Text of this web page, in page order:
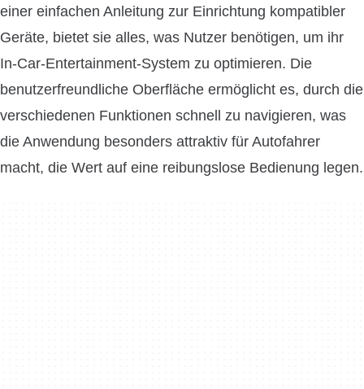
einer einfachen Anleitung zur Einrichtung kompatibler
Geräte, bietet sie alles, was Nutzer benötigen, um ihr
In-Car-Entertainment-System zu optimieren. Die
benutzerfreundliche Oberfläche ermöglicht es, durch die
verschiedenen Funktionen schnell zu navigieren, was
die Anwendung besonders attraktiv für Autofahrer
macht, die Wert auf eine reibungslose Bedienung legen.